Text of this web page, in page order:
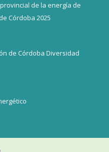
de la energía de
Córdoba 2025
de Córdoba Diversidad